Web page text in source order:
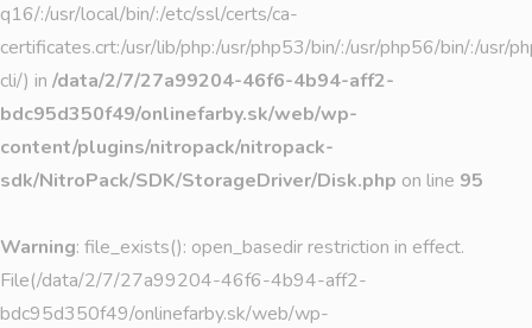
q16/:/usr/local/bin/:/etc/ssl/certs/ca-
certificates.crt:/usr/lib/php:/usr/php53/bin/:/usr/php56/bin/:/
cli/) in /data/2/7/27a99204-46f6-4b94-aff2-
bdc95d350f49/onlinefarby.sk/web/wp-
content/plugins/nitropack/nitropack-
sdk/NitroPack/SDK/StorageDriver/Disk.php on line 95
Warning: file_exists(): open_basedir restriction in effect.
File(/data/2/7/27a99204-46f6-4b94-aff2-
bdc95d350f49/onlinefarby.sk/web/wp-